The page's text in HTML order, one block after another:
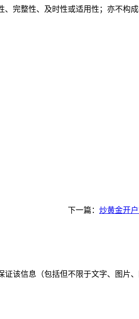
完整性、及时性或适用性；亦不构成
下一篇： 炒黄金开
该信息（包括但不限于文字、图片